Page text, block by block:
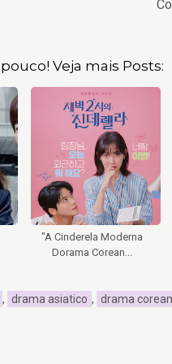
Veja mais Posts:
"A Cinderela Moderna
Dorama Corean...
, drama asiatico , drama